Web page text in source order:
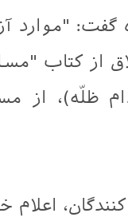
گفت: "موارد
از کتاب
اعلام